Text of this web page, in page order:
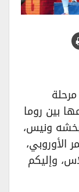
بين روما
ونيس،
الأوروبي،
وإليكم